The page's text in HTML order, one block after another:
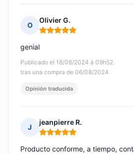
O
Olivier G.
Nota: 5 de 5
Publicado el 18/08/2024 à 09h52
tras una compra de 06/08/2024
genial
Opinión traducida
J
jeanpierre R.
Nota: 5 de 5
Producto conforme, a tiempo,